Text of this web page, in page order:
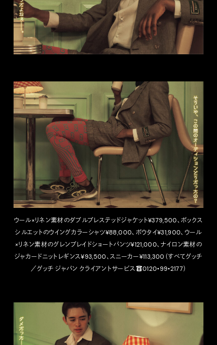
ウール×リネン素材のダブルブレステッドジャケット¥379,500、ボックス
シルエットのウイングカラーシャツ¥88,000、ボウタイ¥31,900、ウール
×リネン素材のグレンブレイドショートパンツ¥121,000、ナイロン素材の
ジャカードニットレギンス¥93,500、スニーカー¥113,300（すべてグッチ
／グッチ ジャパン クライアントサービス☎︎0120•99•2177）